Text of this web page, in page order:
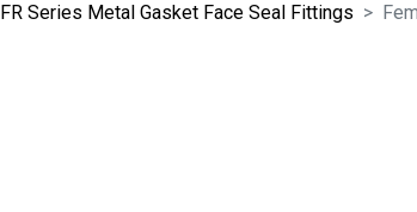
FR Series Metal Gasket Face Seal Fittings